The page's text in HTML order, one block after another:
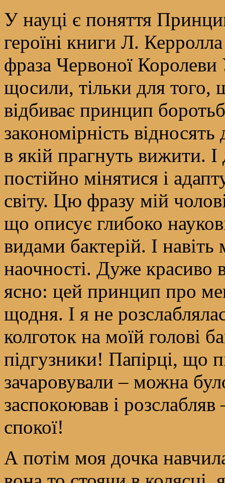
У науці є поняття
героїні книги Л.
фраза Червоної Королеви
щосили, тільки для того,
відбиває принцип
закономірність
в якій прагнуть вижити.
постійно мінятися і
світу. Цю фразу мій
що описує глибоко
видами бактерій. І
наочності. Дуже красиво
ясно: цей принцип про
щодня. І я не
колготок на моїй голові
підгузники! Папірці, що
зачаровували – можна
заспокоював і
спокої!
А потім моя дочка